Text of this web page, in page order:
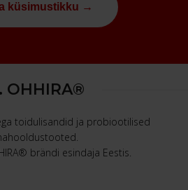
küsimustikku →
OHHIRA®
toidulisandid ja probiootilised
brändi esindaja Eestis.